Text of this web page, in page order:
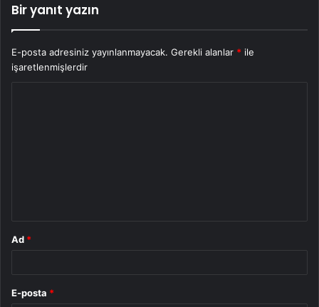
Bir yanıt yazın
E-posta adresiniz yayınlanmayacak. Gerekli alanlar * ile
işaretlenmişlerdir
Ad *
E-posta *